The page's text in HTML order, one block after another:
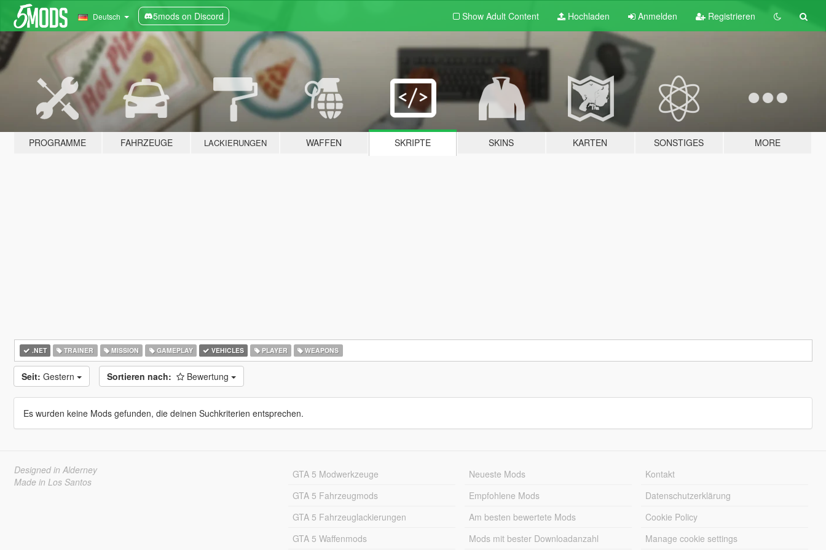
Deutsch 5mods on Discord Show Adult Content Hochladen Anmelden Registrieren
PROGRAMME FAHRZEUGE LACKIERUNGEN WAFFEN SKRIPTE SKINS KARTEN SONSTIGES MORE
.NET TRAINER MISSION GAMEPLAY VEHICLES PLAYER WEAPONS
Seit: Gestern Sortieren nach: Bewertung
Es wurden keine Mods gefunden, die deinen Suchkriterien entsprechen.
Designed in Alderney
Made in Los Santos
GTA 5 Modwerkzeuge
GTA 5 Fahrzeugmods
GTA 5 Fahrzeuglackierungen
GTA 5 Waffenmods
Neueste Mods
Empfohlene Mods
Am besten bewertete Mods
Mods mit bester Downloadanzahl
Kontakt
Datenschutzerklärung
Cookie Policy
Manage cookie settings